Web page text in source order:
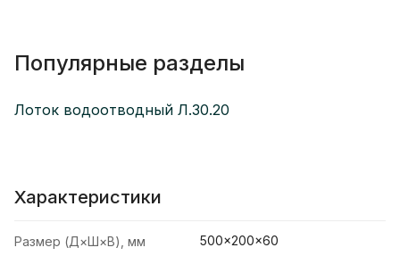
Популярные разделы
Лоток водоотводный Л.30.20
Характеристики
Размер (Д×Ш×В), мм 500×200×60